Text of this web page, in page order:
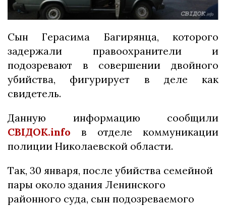
Сын Герасима Багирянца, которого
задержали правоохранители и
подозревают в совершении двойного
убийства, фигурирует в деле как
свидетель.
Данную информацию сообщили
СВІДОК.info в отделе коммуникации
полиции Николаевской области.
Так, 30 января, после убийства семейной
пары около здания Ленинского
районного суда, сын подозреваемого